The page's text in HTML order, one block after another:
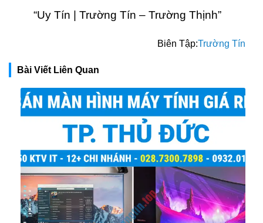
“Uy Tín | Trường Tín – Trường Thịnh”
Biên Tập:Trường Tín
Bài Viết Liên Quan